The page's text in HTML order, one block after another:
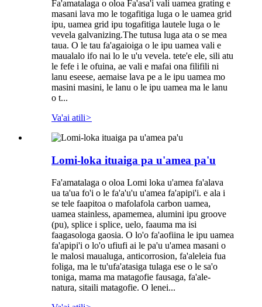
Fa'amatalaga o oloa Fa'asa'i vali uamea grating e
masani lava mo le togafitiga luga o le uamea grid
ipu, uamea grid ipu togafitiga lautele luga o le
vevela galvanizing.The tutusa luga ata o se mea
taua. O le tau fa'agaioiga o le ipu uamea vali e
maualalo ifo nai lo le u'u vevela. tete'e ele, sili atu
le fefe i le ofuina, ae vali e mafai ona filifili ni
lanu eseese, aemaise lava pe a le ipu uamea mo
masini masini, le lanu o le ipu uamea ma le lanu
o t...
Va'ai atili>
Lomi-loka ituaiga pa u'amea pa'u
Fa'amatalaga o oloa Lomi loka u'amea fa'alava
ua ta'ua fo'i o le fa'a'u'u u'amea fa'apipi'i. e ala i
se tele faapitoa o mafolafola carbon uamea,
uamea stainless, apamemea, alumini ipu groove
(pu), splice i splice, uelo, faauma ma isi
faagasologa gaosia. O lo'o fa'aofiina le ipu uamea
fa'apipi'i o lo'o ufiufi ai le pa'u u'amea masani o
le malosi maualuga, anticorrosion, fa'aleleia fua
foliga, ma le tu'ufa'atasiga tulaga ese o le sa'o
toniga, mama ma matagofie fausaga, fa'ale-
natura, sitaili matagofie. O lenei...